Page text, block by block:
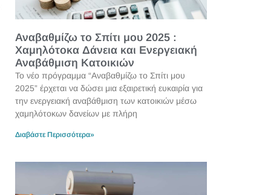
Αναβαθμίζω το Σπίτι μου 2025 :
Χαμηλότοκα Δάνεια και Ενεργειακή
Αναβάθμιση Κατοικιών
Το νέο πρόγραμμα “Αναβαθμίζω το Σπίτι μου
2025” έρχεται να δώσει μια εξαιρετική ευκαιρία για
την ενεργειακή αναβάθμιση των κατοικιών μέσω
χαμηλότοκων δανείων με πλήρη
Διαβάστε Περισσότερα»